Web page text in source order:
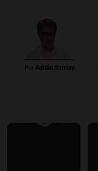
Por Adrián Simioni